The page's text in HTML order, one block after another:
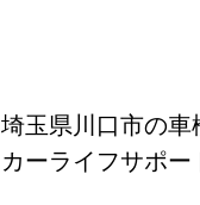
埼玉県川口市の車
カーライフサポ